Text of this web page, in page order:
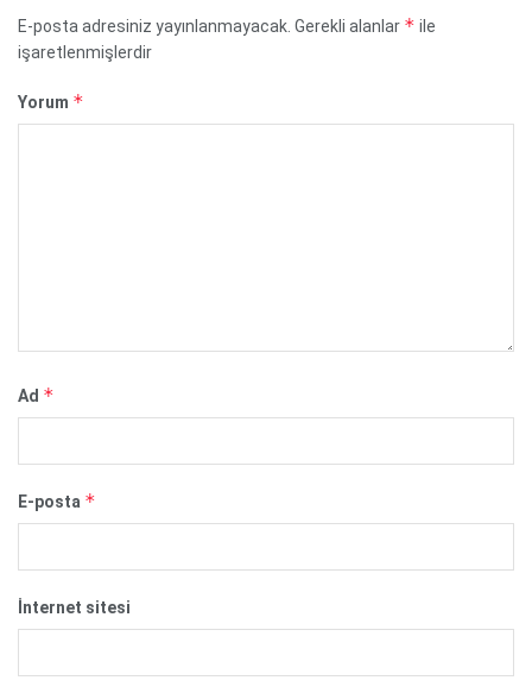
E-posta adresiniz yayınlanmayacak. Gerekli alanlar * ile
işaretlenmişlerdir
Yorum *
Ad *
E-posta *
İnternet sitesi